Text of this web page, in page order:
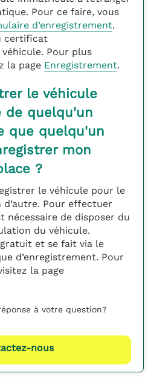
Pour ce faire, vous
d’enregistrement.
certificat
Pour plus
la page Enregistrement.
le véhicule
de quelqu'un
que quelqu'un
mon
?
le véhicule pour le
d’autre. Pour effectuer
nécessaire de disposer du
du véhicule.
et se fait via le
d’enregistrement. Pour
la page
à votre question?
nous